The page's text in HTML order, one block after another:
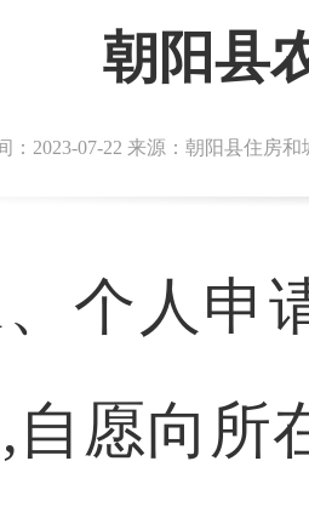
朝阳县
：2023-07-22 来源：朝阳县住房
、个人申
自愿向所